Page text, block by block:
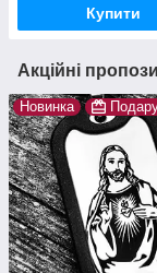
Купити
Акційні
Новинка